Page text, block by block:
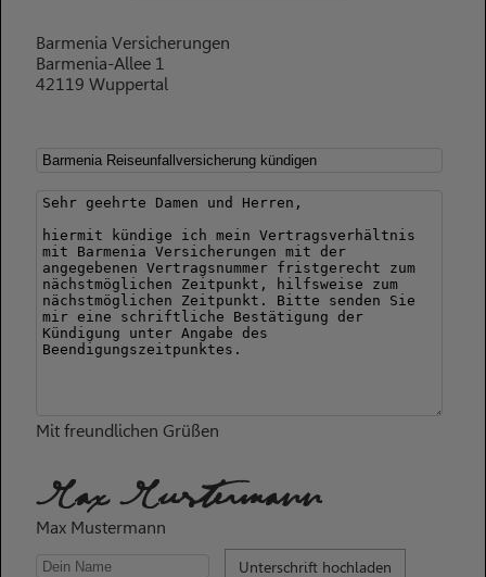
Barmenia Versicherungen
Barmenia-Allee 1
42119 Wuppertal
Mit freundlichen Grüßen
Max Mustermann
Max Mustermann
Unterschrift hochladen